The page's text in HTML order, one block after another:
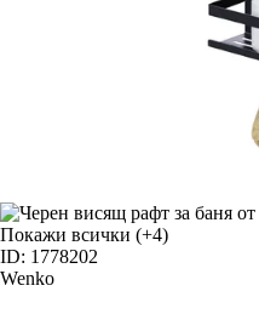
Покажи всички (+4)
ID: 1778202
Wenko